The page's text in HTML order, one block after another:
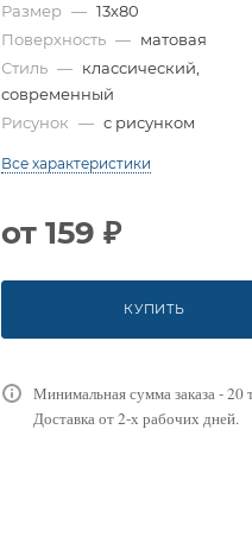
Размер — 13x80
Поверхность — матовая
Стиль — классический,
современный
Рисунок — с рисунком
Все характеристики
от 159 ₽
КУПИТЬ
Минимальная сумма заказа - 20
Доставка от 2-х рабочих дней.